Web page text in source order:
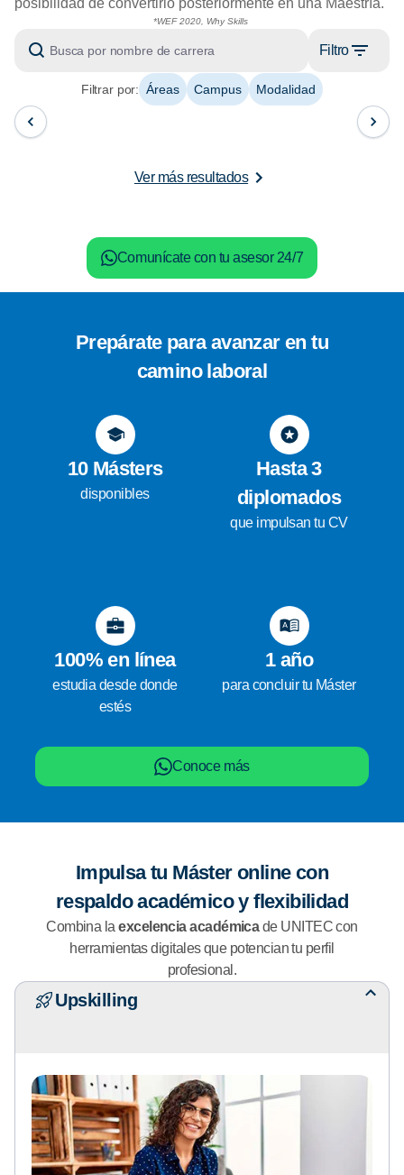
*WEF 2020, Why Skills
Filtro
Filtrar por: Áreas Campus Modalidad
Ver más resultados
Comunícate con tu asesor 24/7
Prepárate para avanzar en tu
camino laboral
10 Másters
disponibles
Hasta 3
diplomados
que impulsan tu CV
100% en línea
estudia desde donde
estés
1 año
para concluir tu Máster
Conoce más
Impulsa tu Máster online con
respaldo académico y flexibilidad
Combina laexcelencia académicade UNITEC con
herramientas digitales que potencian tu perfil
profesional.
Upskilling